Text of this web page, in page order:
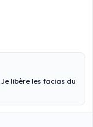
libère les facias du